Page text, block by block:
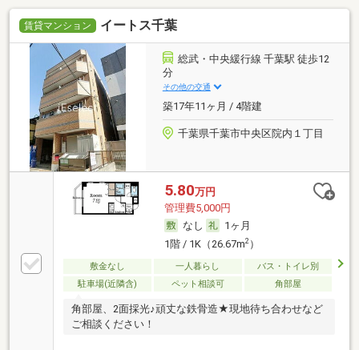
賃貸マンション イートス千葉
総武・中央緩行線 千葉駅 徒歩12
分
その他の交通
築17年11ヶ月 / 4階建
千葉県千葉市中央区院内１丁目
5.80万円
管理費5,000円
なし
1ヶ月
1階 / 1K（26.67m2）
敷金なし 一人暮らし
バス・トイレ別
駐車場(近隣含)
ペット相談可 角部屋
角部屋、2面採光♪頑丈な鉄骨造★現地待ち合わせなど
ご相談ください！